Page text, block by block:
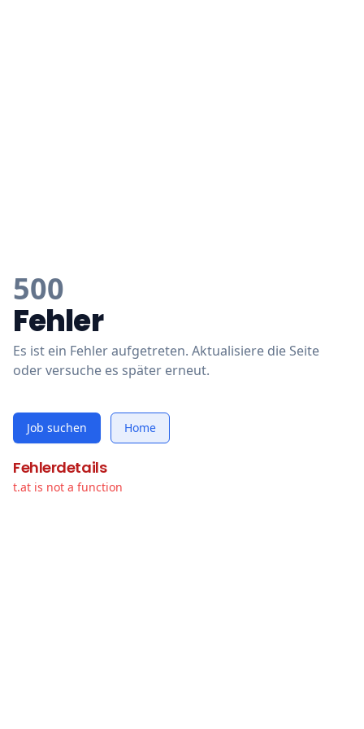
500
Fehler
Es ist ein Fehler aufgetreten. Aktualisiere die Seite
oder versuche es später erneut.
Job suchen Home
Fehlerdetails
t.at is not a function